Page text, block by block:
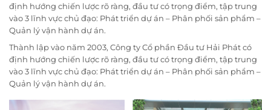
định hướng chiến lược rõ ràng, đầu tư có trọng điểm, tập trung
vào 3 lĩnh vực chủ đạo: Phát triển dự án – Phân phối sản phẩm –
Quản lý vận hành dự án.
Thành lập vào năm 2003, Công ty Cổ phần Đầu tư Hải Phát có
định hướng chiến lược rõ ràng, đầu tư có trọng điểm, tập trung
vào 3 lĩnh vực chủ đạo: Phát triển dự án – Phân phối sản phẩm –
Quản lý vận hành dự án.